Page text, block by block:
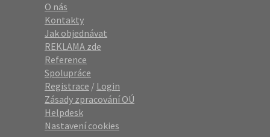
O nás
Kontakty
Jak objednávat
REKLAMA zde
Reference
Spolupráce
Registrace / Login
Zásady zpracování OÚ
Helpdesk
Nastavení cookies